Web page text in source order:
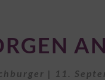
AN
BASTEI
| 11.